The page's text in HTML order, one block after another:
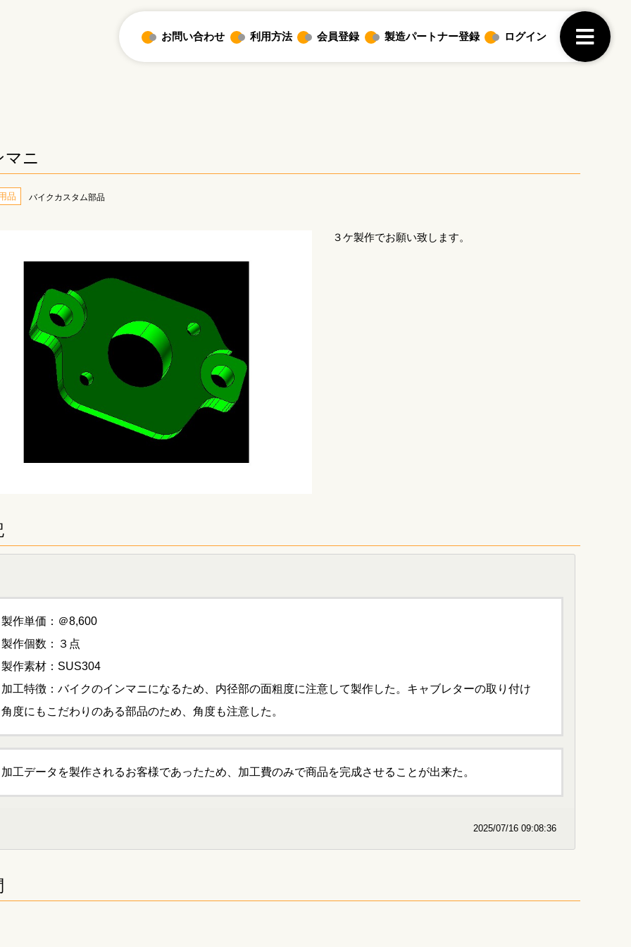
お問い合わせ 利用方法 会員登録 製造パートナー登録 ログイン
マニ
品 バイクカスタム部品
３ケ製作でお願い致します。
製作単価：＠8,600
製作個数：３点
製作素材：SUS304
加工特徴：バイクのインマニになるため、内径部の面粗度に注意して製作した。キャブレターの取り付け
角度にもこだわりのある部品のため、角度も注意した。
加工データを製作されるお客様であったため、加工費のみで商品を完成させることが出来た。
2025/07/16 09:08:36